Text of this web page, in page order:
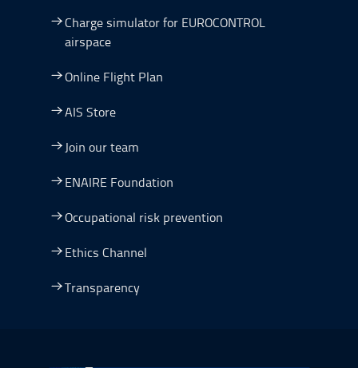
Charge simulator for EUROCONTROL
airspace
Online Flight Plan
AIS Store
Join our team
ENAIRE Foundation
Occupational risk prevention
Ethics Channel
Transparency